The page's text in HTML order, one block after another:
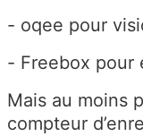
- oqee pour
- Freebox pour
Mais au moins
compteur